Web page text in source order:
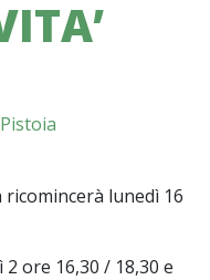
lunedì 16
ore 16,30 / 18,30 e